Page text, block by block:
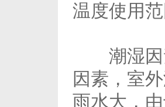
温度使用
潮湿因素
因素，室
雨水大，